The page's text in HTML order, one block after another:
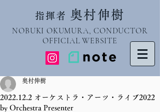
指揮者 奥村伸樹
NOBUKI OKUMURA, CONDUCTOR
OFFICIAL WEBSITE
2022.12.2 オーケストラ・アーツ・ライブ2022
by Orchestra Presenter
奥村伸樹